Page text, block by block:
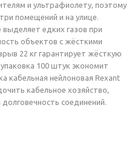
и ультрафиолету, поэтому
помещений и на улице.
выделяет едких газов при
объектов с жёсткими
22 кг гарантирует жёсткую
100 штук экономит
кабельная нейлоновая Rexant
кабельное хозяйство,
соединений.